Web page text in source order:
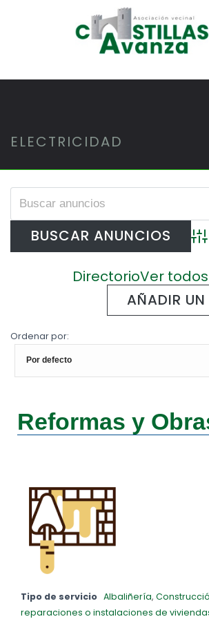
ELECTRICIDAD
DirectorioVer
AÑADIR
Ordenar por:
Reformas y
Tipo de servicio Albaliñería,
reparaciones o instalaciones de